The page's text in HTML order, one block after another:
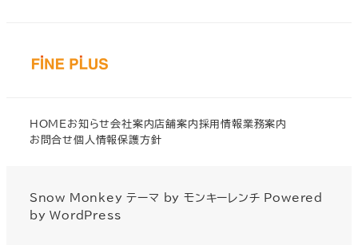
HOMEお知らせ会社案内店舗案内採用情報業務案内
お問合せ個人情報保護方針
Snow Monkey テーマ byモンキーレンチ Powered
byWordPress